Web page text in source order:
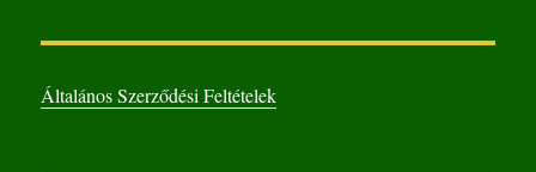
Általános Szerződési Feltételek